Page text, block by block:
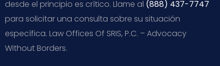
desde el principio es crítico. Llame al (888) 437-7747
para solicitar una consulta sobre su situación
específica. Law Offices Of SRIS, P.C. – Advocacy
Without Borders.